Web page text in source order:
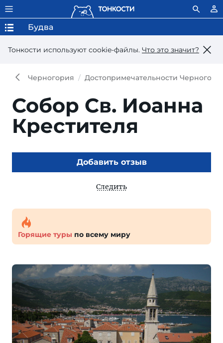
Тонкости используют сookie-файлы. Что это значит?
Будва
Черногория Достопримечательности
Собор Св. Иоанна
Крестителя
Добавить отзыв
Следить
Горящие туры по всему миру